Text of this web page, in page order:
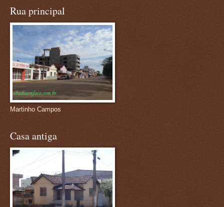
Rua principal
Martinho Campos
Casa antiga